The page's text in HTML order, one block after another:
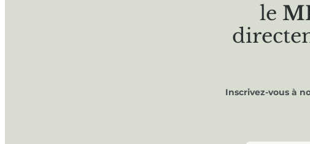
le
Inscrivez-vous à